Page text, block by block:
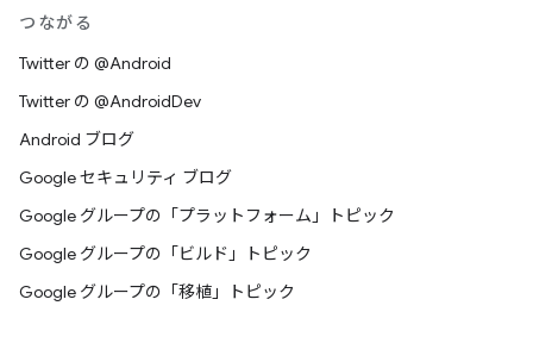
つながる
Twitter の @Android
Twitter の @AndroidDev
Android ブログ
Google セキュリティ ブログ
Google グループの「プラットフォーム」トピック
Google グループの「ビルド」トピック
Google グループの「移植」トピック